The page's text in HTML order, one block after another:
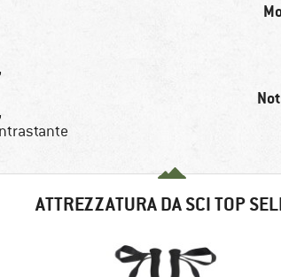
ATTREZZATURA DA SCI TOP